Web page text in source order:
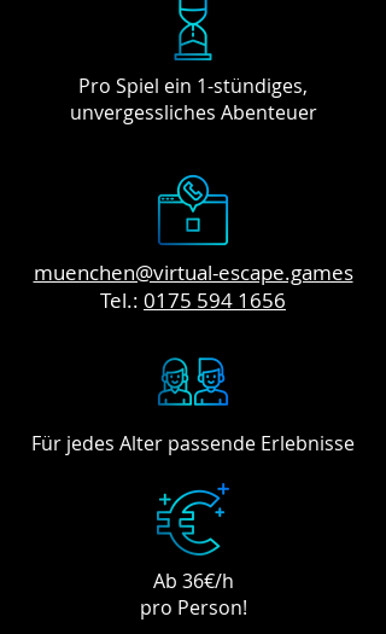
Pro Spiel ein 1-stündiges,
unvergessliches Abenteuer
muenchen@virtual-escape.games
Tel.: 0175 594 1656
Für jedes Alter passende Erlebnisse
Ab 36€/h
pro Person!